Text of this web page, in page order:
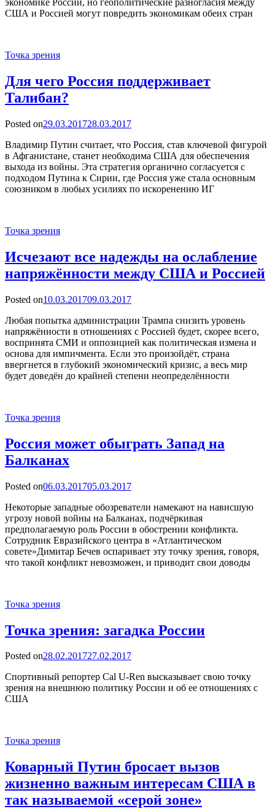
экономике России, но геополитические разногласия между
США и Россией могут повредить экономикам обеих стран
Точка зрения
Для чего Россия поддерживает
Талибан?
Posted on29.03.201728.03.2017
Владимир Путин считает, что Россия, став ключевой фигурой
в Афганистане, станет необходима США для обеспечения
выхода из войны. Эта стратегия органично согласуется с
подходом Путина к Сирии, где Россия уже стала основным
союзником в любых усилиях по искоренению ИГ
Точка зрения
Исчезают все надежды на ослабление
напряжённости между США и Россией
Posted on10.03.201709.03.2017
Любая попытка администрации Трампа снизить уровень
напряжённости в отношениях с Россией будет, скорее всего,
воспринята СМИ и оппозицией как политическая измена и
основа для импичмента. Если это произойдёт, страна
ввергнется в глубокий экономический кризис, а весь мир
будет доведён до крайней степени неопределённости
Точка зрения
Россия может обыграть Запад на
Балканах
Posted on06.03.201705.03.2017
Некоторые западные обозреватели намекают на нависшую
угрозу новой войны на Балканах, подчёркивая
предполагаемую роль России в обострении конфликта.
Сотрудник Евразийского центра в «Атлантическом
совете»Димитар Бечев оспаривает эту точку зрения, говоря,
что такой конфликт невозможен, и приводит свои доводы
Точка зрения
Точка зрения: загадка России
Posted on28.02.201727.02.2017
Спортивный репортер Cal U-Ren высказывает свою точку
зрения на внешнюю политику России и об ее отношениях с
США
Точка зрения
Коварный Путин бросает вызов
жизненно важным интересам США в
так называемой «серой зоне»